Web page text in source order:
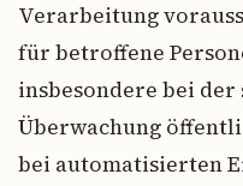
Verarbeitung
für betroffene
insbesondere bei der
Überwachung
bei automatisierten